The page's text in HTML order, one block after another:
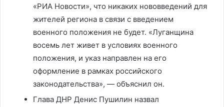
«РИА Новости», что никаких нововведений для
жителей региона в связи с введением
военного положения не будет. «Луганщина
восемь лет живет в условиях военного
положения, и указ направлен на его
оформление в рамках российского
законодательства», — объяснил он.
Глава ДНР Денис Пушилин назвал